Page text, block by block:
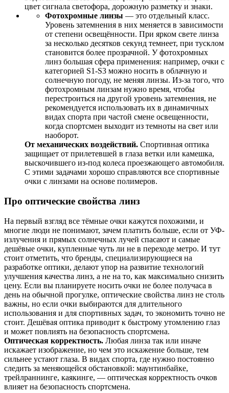
цвет сигнала светофора, дорожную разметку и знаки.
Фотохромные линзы — это отдельный класс.
Уровень затемнения в них меняется в зависимости
от степени освещённости. При ярком свете линза
за несколько десятков секунд темнеет, при тусклом
становится более прозрачной. У фотохромных
линз большая сфера применения: например, очки с
категорией S1-S3 можно носить в облачную и
солнечную погоду, не меняя линзы. Из-за того, что
фотохромным линзам нужно время, чтобы
перестроиться на другой уровень затемнения, не
рекомендуется использовать их в динамичных
видах спорта при частой смене освещенности,
когда спортсмен выходит из темноты на свет или
наоборот.
От механических воздействий. Спортивная оптика
защищает от прилетевшей в глаза ветки или камешка,
выскочившего из-под колеса проезжающего автомобиля.
С этими задачами хорошо справляются все спортивные
очки с линзами на основе полимеров.
Про оптические свойства линз
На первый взгляд все тёмные очки кажутся похожими, и
многие люди не понимают, зачем платить больше, если от УФ-
излучения и прямых солнечных лучей спасают и самые
дешёвые очки, купленные чуть ли не в переходе метро. И тут
стоит отметить, что бренды, специализирующиеся на
разработке оптики, делают упор на развитие технологий
улучшения качества линз, а не на то, как максимально снизить
цену. Если вы планируете носить очки не более получаса в
день на обычной прогулке, оптические свойства линз не столь
важны, но если очки выбираются для длительного
использования и для спортивных задач, то экономить точно не
стоит. Дешёвая оптика приводит к быстрому утомлению глаз
и может повлиять на безопасность спортсмена.
Оптическая корректность. Любая линза так или иначе
искажает изображение, но чем это искажение больше, тем
сильнее устают глаза. В видах спорта, где нужно постоянно
следить за меняющейся обстановкой: маунтинбайке,
трейлраннинге, каякинге, — оптическая корректность очков
влияет на безопасность спортсмена.